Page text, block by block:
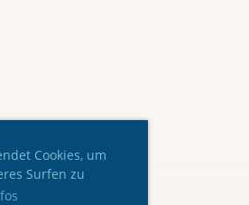
Cookies, um
Surfen zu